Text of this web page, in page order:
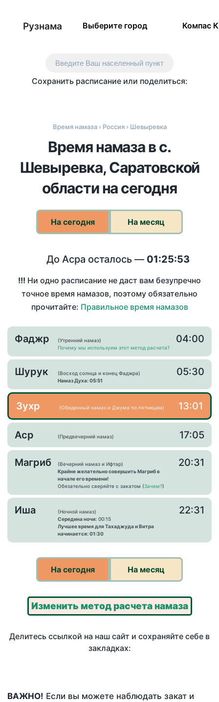
Рузнама Выберите город Компас
Введите Ваш населенный пункт
Сохранить расписание или поделиться:
Время намаза› Россия› Шевыревка
Время намаза в с.
Шевыревка, Саратовской
области на сегодня
На сегодня На месяц
До Асра осталось — 01:25:53
!!! Ни одно расписание не даст вам безупречно
точное время намазов, поэтому обязательно
прочитайте: Правильное время намазов
Фаджр
(Утренний намаз)
Почему мы используем этот метод расчета?
04:00
Шурук
(Восход солнца и конец Фаджра)
Намаз Духа: 05:51
05:30
Зухр (Обеденный намаз и Джума по пятницам) 13:01
Аср (Предвечерний намаз) 17:05
Магриб
(Вечерний намаз и Ифтар)
Крайне желательно совершить Магриб в
начале его времени!
Обязательно сверяйте с закатом (Зачем?)
20:31
Иша
(Ночной намаз)
Середина ночи: 00:15
Лучшее время для Тахаджуда и Витра
начинается: 01:30
22:31
На сегодня На месяц
Изменить метод расчета намаза
Делитесь ссылкой на наш сайт и сохраняйте себе в
закладках:
ВАЖНО! Если вы можете наблюдать закат и